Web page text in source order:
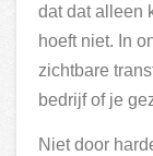
dat dat alleen
hoeft niet. In
zichtbare
bedrijf of je
Niet door